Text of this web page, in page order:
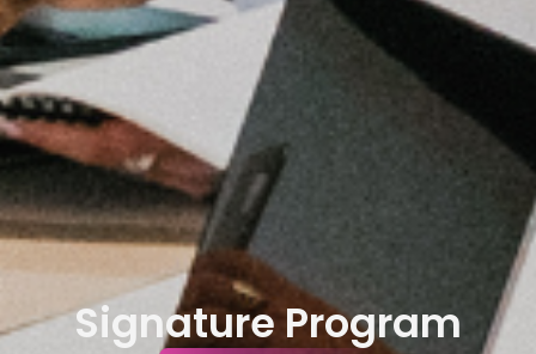
Signature Program